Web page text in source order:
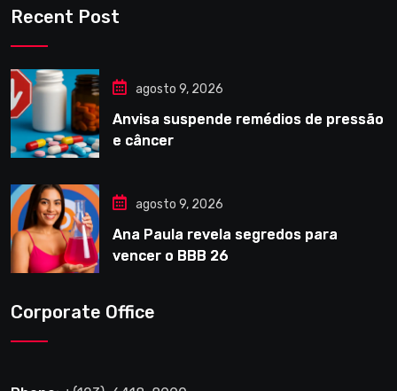
Recent Post
agosto 9, 2026
Anvisa suspende remédios de pressão
e câncer
agosto 9, 2026
Ana Paula revela segredos para
vencer o BBB 26
Corporate Office